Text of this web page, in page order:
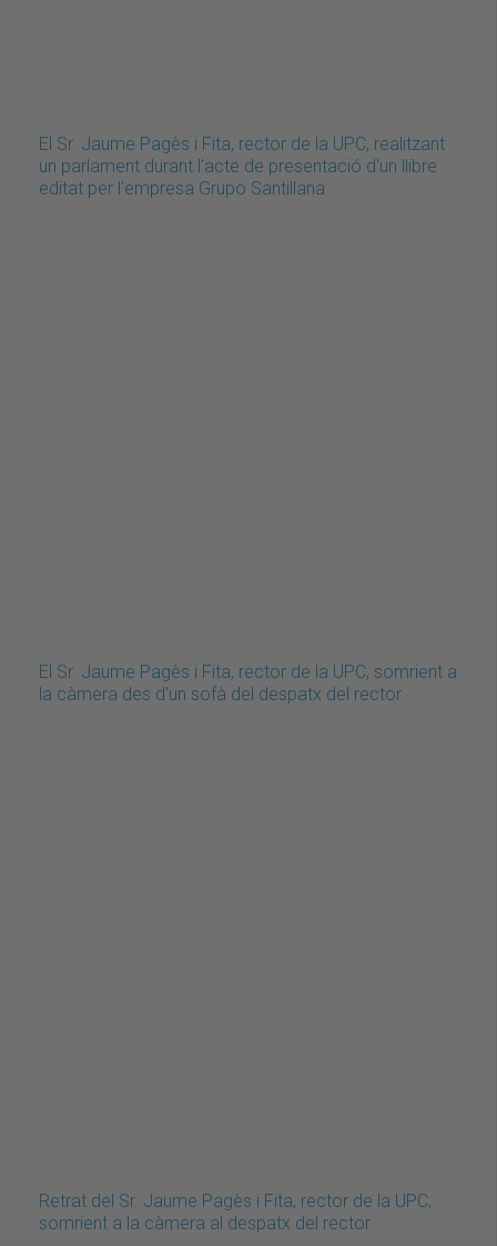
El Sr. Jaume Pagès i Fita, rector de la UPC, realitzant
un parlament durant l'acte de presentació d'un llibre
editat per l'empresa Grupo Santillana
El Sr. Jaume Pagès i Fita, rector de la UPC, somrient a
la càmera des d'un sofà del despatx del rector
Retrat del Sr. Jaume Pagès i Fita, rector de la UPC,
somrient a la càmera al despatx del rector